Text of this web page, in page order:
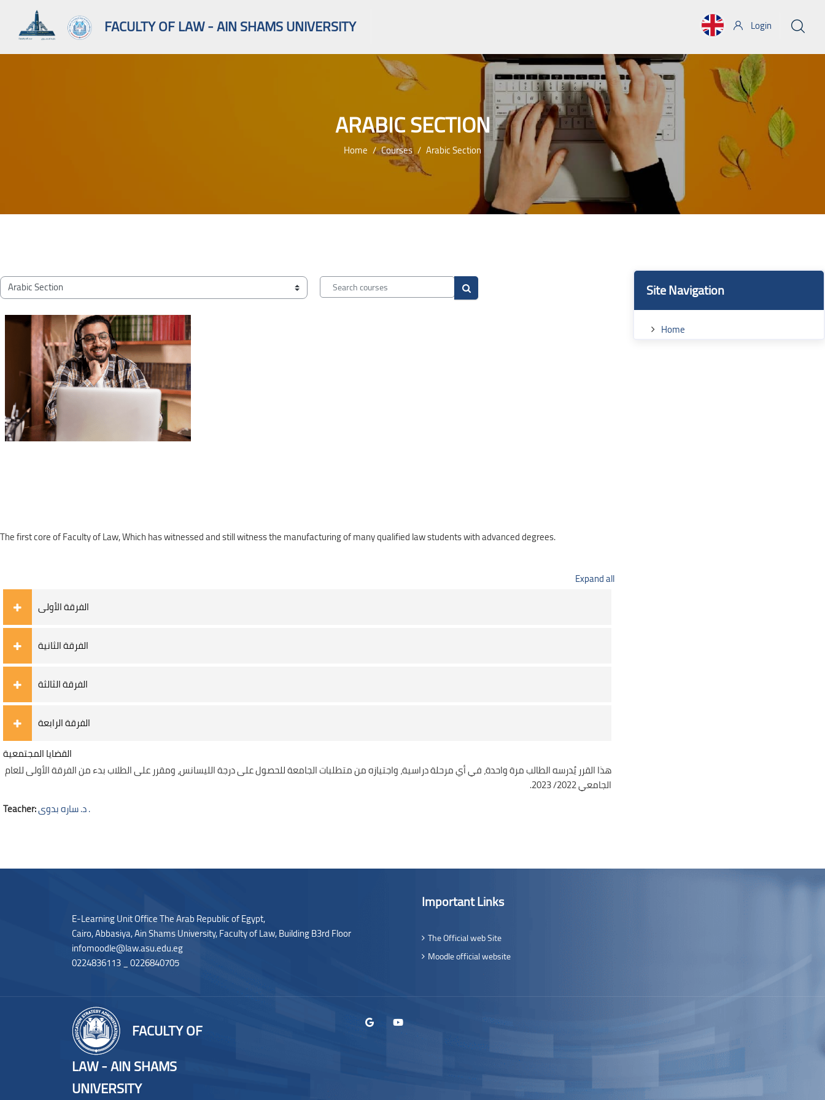
FACULTY OF LAW - AIN SHAMS UNIVERSITY Login
ARABIC SECTION
Home Courses Arabic Section
Blocks
Course categories
Search courses
Search courses
The first core of Faculty of Law, Which has witnessed and still witness the manufacturing of many qualified law students with advanced degrees.
Expand all
الفرقة الأولى
الفرقة الثانية
الفرقة الثالثة
الفرقة الرابعة
القضايا المجتمعية
هذا القرر يُدرسه الطالب مرة واحدة، في أي مرحلة دراسية، واجتيازه من متطلبات الجامعة للحصول على درجة الليسانس، ومقرر على الطلاب بدء من الفرقة الأولى للعام
الجامعي 2022/ 2023.
Teacher:
د. ساره بدوى .
Blocks
Blocks
Skip Site Navigation
Site Navigation
Home
E-Learning Unit Office The Arab Republic of Egypt,
Cairo, Abbasiya, Ain Shams University, Faculty of Law,Building B3rd Floor
infomoodle@law.asu.edu.eg
0224836113 _ 0226840705
Important Links
The Official web Site
Moodle official website
FACULTY OF
LAW - AIN SHAMS
UNIVERSITY